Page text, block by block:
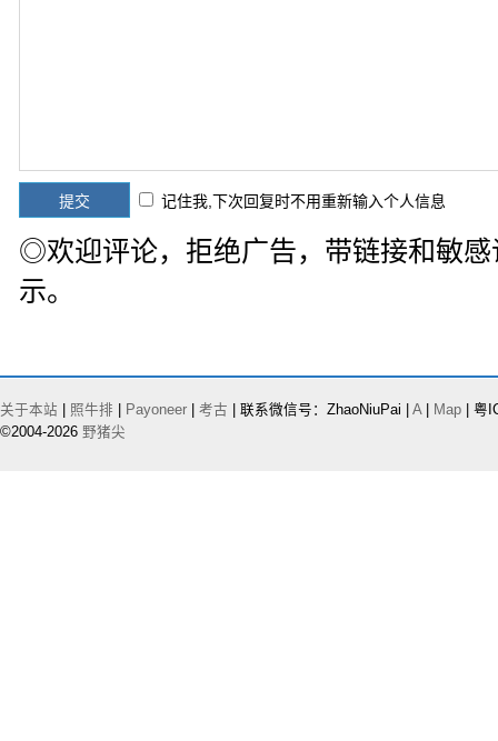
记住我,下次回复时不用重新输入个人信息
◎欢迎评论，拒绝广告，带链接和敏
示。
关于本站 照牛排 Payoneer 考古 | 联系微信号：ZhaoNiuPai | A| Map | 粤
©2004-2026 野猪尖